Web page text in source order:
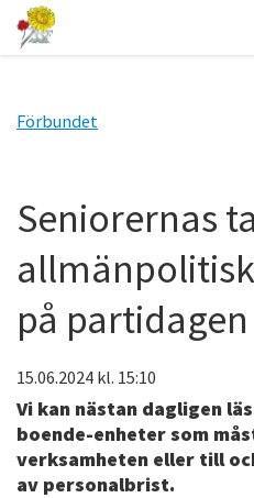
Förbundet
Seniorernas
på
15.06.2024 kl. 15:10
Vi kan nästan dagligen
boende-enheter som
verksamheten eller till
av personalbrist.